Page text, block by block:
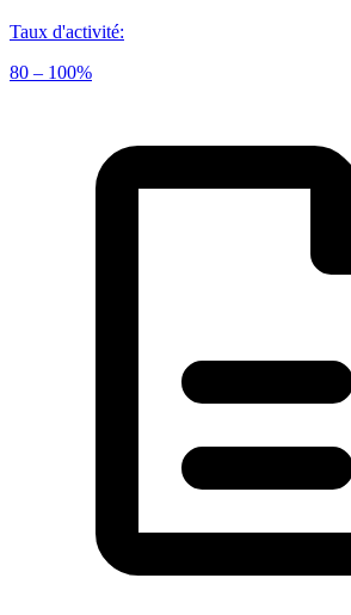
Taux d'activité:
80 – 100%